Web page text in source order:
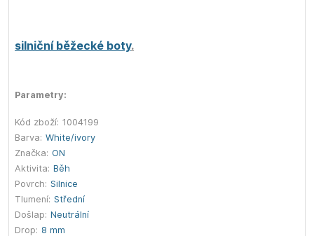
silniční běžecké boty.
Parametry:
Kód zboží: 1004199
Barva: White/ivory
Značka: ON
Aktivita: Běh
Povrch: Silnice
Tlumení: Střední
Došlap: Neutrální
Drop: 8 mm